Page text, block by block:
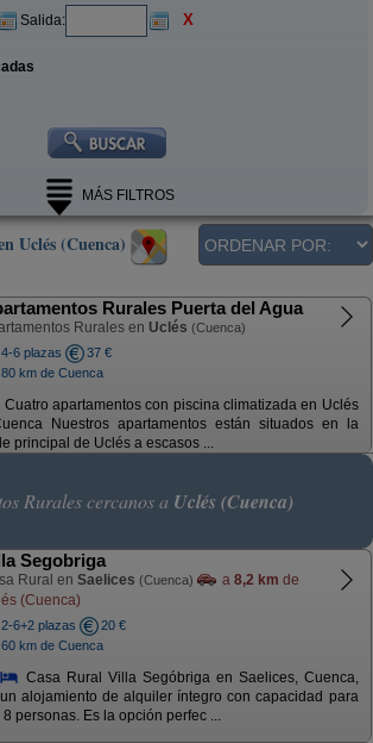
Salida: X
MÁS FILTROS
Uclés (Cuenca)
Rurales Puerta del Agua
Rurales en Uclés (Cuenca)
4-6 plazas
37 €
80 km de Cuenca
Cuatro apartamentos con piscina climatizada en Uclés
Nuestros apartamentos están situados en la
principal de Uclés a escasos ...
Rurales cercanos a Uclés (Cuenca)
Segobriga
Rural en Saelices (Cuenca) a 8,2 km de
(Cuenca)
2-6+2 plazas
20 €
60 km de Cuenca
Casa Rural Villa Segóbriga en Saelices, Cuenca,
alojamiento de alquiler íntegro con capacidad para
8 personas. Es la opción perfec ...